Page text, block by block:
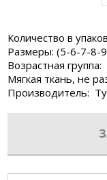
Количество в
Размеры: (5-6-7-8-
Возрастная
Мягкая ткань, не
Производитель: